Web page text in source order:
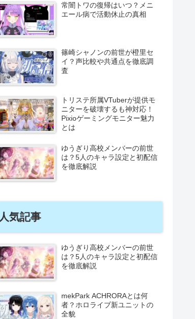
常闇トワの復帰はいつ？メニ
エール病で活動休止の真相
篠崎シャノンの前世が橙里セ
イ？声比較や共通点を徹底調
査
トリステ所属VTuberが提供モ
ニターを破壊するも神対応！
Pixioゲーミングモニター魅力
とは
ゆうぎり高校メンバーの前世
は？5人のキャラ設定と初配信
を徹底解説
人気記事
ゆうぎり高校メンバーの前世
は？5人のキャラ設定と初配信
を徹底解説
mekPark ACHRORAとは何
者？ホロライブ新ユニットの
全貌